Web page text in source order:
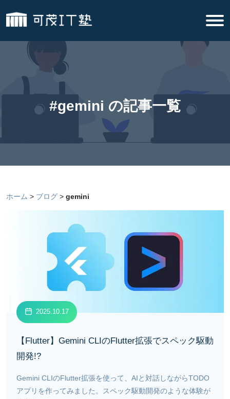
#gemini の記事一覧
ホーム ブログ gemini
2025.10.17
【Flutter】Gemini CLIのFlutter拡張でスペック駆動
開発!?
Gemini CLIのFlutter拡張を使って、AIと対話しながらTODO
アプリを作ってみました。スペック駆動開発のような体験が